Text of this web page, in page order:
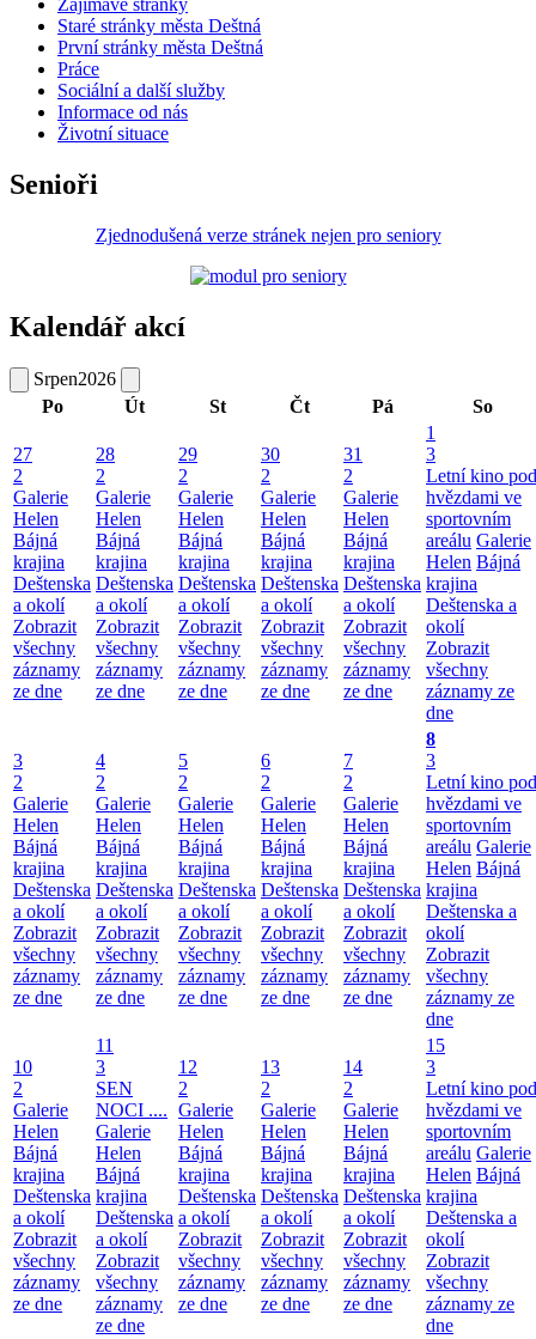
Zajímavé stránky
Staré stránky města Deštná
První stránky města Deštná
Práce
Sociální a další služby
Informace od nás
Životní situace
Senioři
Zjednodušená verze stránek nejen pro seniory
Kalendář akcí
Srpen2026
Po
Út St Čt Pá So
27
2
Galerie
Helen
Bájná
krajina
Deštenska
a okolí
Zobrazit
všechny
záznamy
ze dne
28
2
Galerie
Helen
Bájná
krajina
Deštenska
a okolí
Zobrazit
všechny
záznamy
ze dne
29
2
Galerie
Helen
Bájná
krajina
Deštenska
a okolí
Zobrazit
všechny
záznamy
ze dne
30
2
Galerie
Helen
Bájná
krajina
Deštenska
a okolí
Zobrazit
všechny
záznamy
ze dne
31
2
Galerie
Helen
Bájná
krajina
Deštenska
a okolí
Zobrazit
všechny
záznamy
ze dne
1
3
Letní kino pod
hvězdami ve
sportovním
areálu Galerie
Helen Bájná
krajina
Deštenska a
okolí
Zobrazit
všechny
záznamy ze
dne
3
2
Galerie
Helen
Bájná
krajina
Deštenska
a okolí
Zobrazit
všechny
záznamy
ze dne
4
2
Galerie
Helen
Bájná
krajina
Deštenska
a okolí
Zobrazit
všechny
záznamy
ze dne
5
2
Galerie
Helen
Bájná
krajina
Deštenska
a okolí
Zobrazit
všechny
záznamy
ze dne
6
2
Galerie
Helen
Bájná
krajina
Deštenska
a okolí
Zobrazit
všechny
záznamy
ze dne
7
2
Galerie
Helen
Bájná
krajina
Deštenska
a okolí
Zobrazit
všechny
záznamy
ze dne
8
3
Letní kino pod
hvězdami ve
sportovním
areálu Galerie
Helen Bájná
krajina
Deštenska a
okolí
Zobrazit
všechny
záznamy ze
dne
10
2
Galerie
Helen
Bájná
krajina
Deštenska
a okolí
Zobrazit
všechny
záznamy
ze dne
11
3
SEN
NOCI ....
Galerie
Helen
Bájná
krajina
Deštenska
a okolí
Zobrazit
všechny
záznamy
ze dne
12
2
Galerie
Helen
Bájná
krajina
Deštenska
a okolí
Zobrazit
všechny
záznamy
ze dne
13
2
Galerie
Helen
Bájná
krajina
Deštenska
a okolí
Zobrazit
všechny
záznamy
ze dne
14
2
Galerie
Helen
Bájná
krajina
Deštenska
a okolí
Zobrazit
všechny
záznamy
ze dne
15
3
Letní kino pod
hvězdami ve
sportovním
areálu Galerie
Helen Bájná
krajina
Deštenska a
okolí
Zobrazit
všechny
záznamy ze
dne